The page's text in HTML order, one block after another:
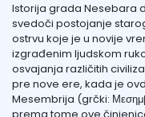
Istorija grada Nesebara
svedoči postojanje
ostrvu koje je u novije
izgrađenim ljudskom
osvajanja različitih
pre nove ere, kada je
Mesembrija (grčki: